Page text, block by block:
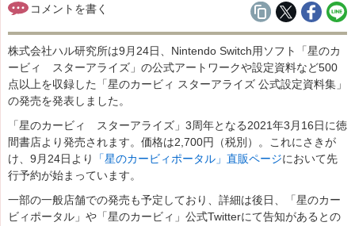
株式会社ハル研究所は9月24日、Nintendo Switch用ソフト「星のカ
ービィ スターアライズ」の公式アートワークや設定資料など500
点以上を収録した「星のカービィ スターアライズ 公式設定資料集」
の発売を発表しました。
「星のカービィ スターアライズ」3周年となる2021年3月16日に徳
間書店より発売されます。価格は2,700円（税別）。これにさきが
け、9月24日より
「星のカービィポータル」直販ページにおいて先
行予約が始まっています。
一部の一般店舗での発売も予定しており、詳細は後日、「星のカー
ビィポータル」や「星のカービィ」公式Twitterにて告知があるとの